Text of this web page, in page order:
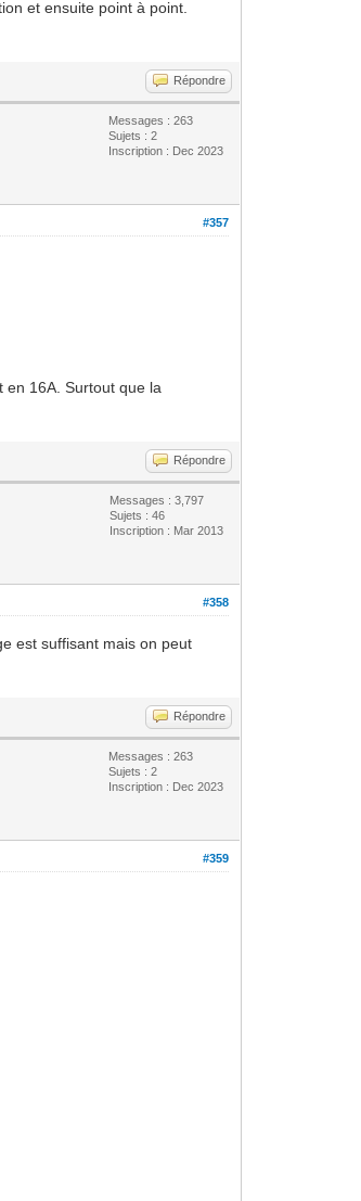
et ensuite point à point.
Répondre
Messages : 263
Sujets : 2
Inscription : Dec 2023
#357
en 16A. Surtout que la
Répondre
Messages : 3,797
Sujets : 46
Inscription : Mar 2013
#358
est suffisant mais on peut
Répondre
Messages : 263
Sujets : 2
Inscription : Dec 2023
#359